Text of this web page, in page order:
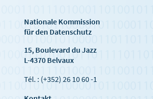
Nationale Kommission
für den Datenschutz
15, Boulevard du Jazz
L-4370 Belvaux
Tél. : (+352) 26 10 60 -1